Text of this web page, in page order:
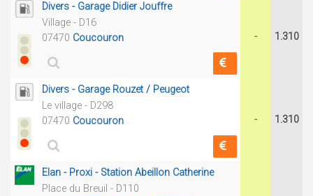
Divers - Garage Didier Jouffre
Village - D16
07470 Coucouron - 1.310
Divers - Garage Rouzet / Peugeot
Le village - D298
07470 Coucouron - 1.310
Elan - Proxi - Station Abeillon Catherine
Place du Breuil - D110